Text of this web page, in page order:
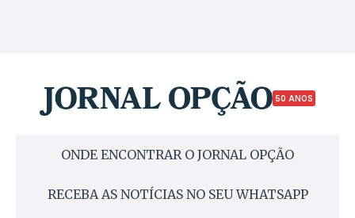
50 ANOS
ONDE ENCONTRAR O JORNAL OPÇÃO
RECEBA AS NOTÍCIAS NO SEU WHATSAPP